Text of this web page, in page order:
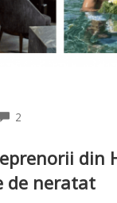
2
din
de neratat